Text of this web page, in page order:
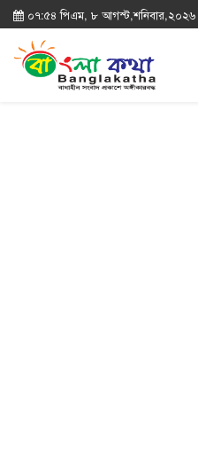
০৭:৫৪ পিএম, ৮ আগস্ট,শনিবার,২০২৬